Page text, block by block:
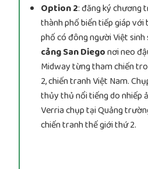
Option 2: đăng ký chương
thành phố biển tiếp giáp
phố có đông người Việt sinh
cảng San Diegonơi neo
Midway từng tham chiến
2, chiến tranh Việt Nam.
thủy thủ nổi tiếng do nhiếp
Verria chụp tại Quảng
chiến tranh thế giới thứ 2.